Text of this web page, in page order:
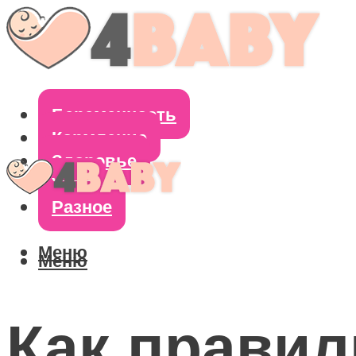
Беременность
Кормление
Здоровье
Уход
Разное
Меню
Меню